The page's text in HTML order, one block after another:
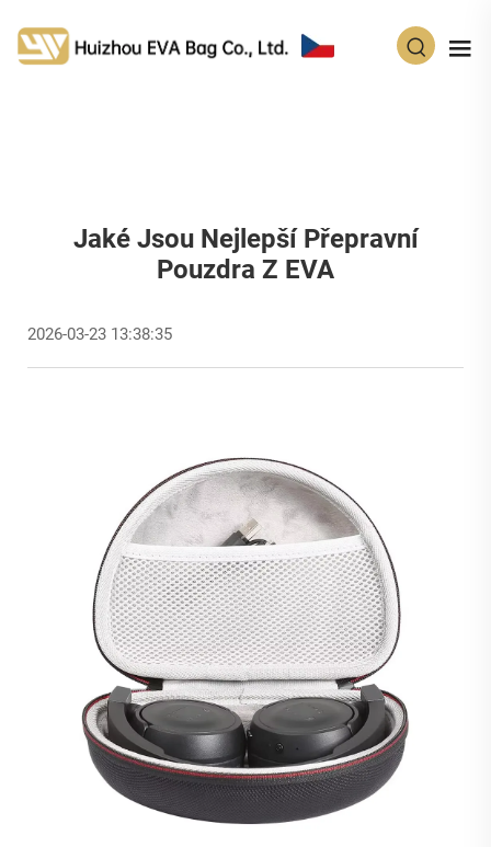
Jaké Jsou Nejlepší Přepravní
Pouzdra Z EVA
2026-03-23 13:38:35